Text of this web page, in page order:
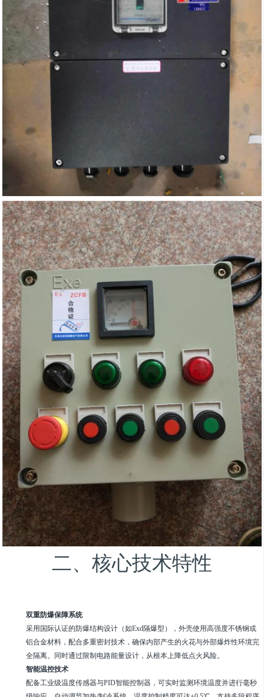
二、核心技术特性
双重防爆保障系统
采用国际认证的防爆结构设计（如Exd隔爆型），外壳使用高强度不锈钢或
铝合金材料，配合多重密封技术，确保内部产生的火花与外部爆炸性环境完
全隔离。同时通过限制电路能量设计，从根本上降低点火风险。
智能温控技术
配备工业级温度传感器与PID智能控制器，可实时监测环境温度并进行毫秒